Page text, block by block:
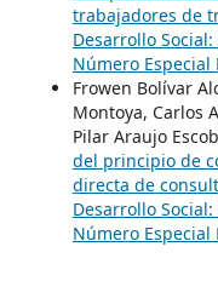
trabajadores de
Desarrollo
Número Especial
Frowen Bolívar
Montoya, Carlos
Pilar Araujo
del principio de
directa de
Desarrollo
Número Especial